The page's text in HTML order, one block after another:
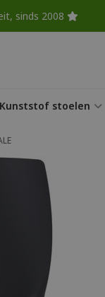
sinds 2008
Kunststof stoelen